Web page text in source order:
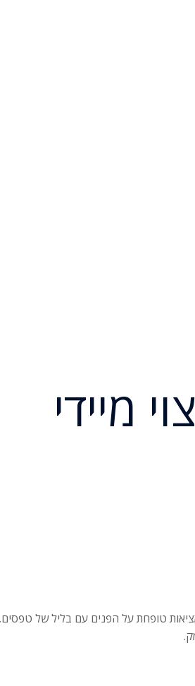
מיידי
טופחת על הפנים עם בליל של טפסים,